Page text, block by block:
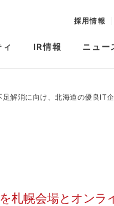
採用情報
IR情報 ニュー
解消に向け、北海道の優良IT
札幌会場とオンラ